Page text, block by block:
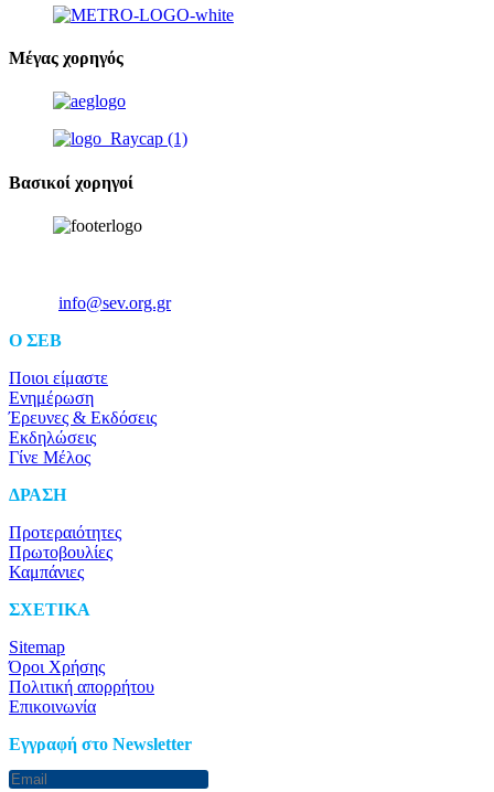
Μέγας χορηγός
Βασικοί χορηγοί
info@sev.org.gr
O ΣΕΒ
Ποιοι είμαστε
Ενημέρωση
Έρευνες & Εκδόσεις
Εκδηλώσεις
Γίνε Μέλος
ΔΡΑΣΗ
Προτεραιότητες
Πρωτοβουλίες
Καμπάνιες
ΣΧΕΤΙΚΑ
Sitemap
Όροι Χρήσης
Πολιτική απορρήτου
Επικοινωνία
Eγγραφή στο Newsletter